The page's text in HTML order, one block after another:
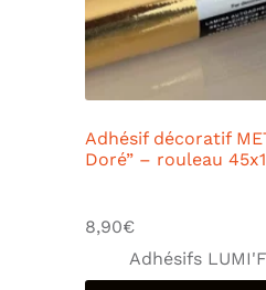
Adhésif décoratif
Doré” – rouleau
8,90€
Adhésifs